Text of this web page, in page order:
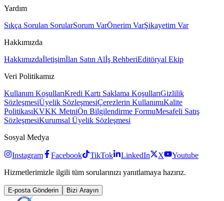
Yardım
Sıkça Sorulan SorularSorum VarÖnerim VarŞikayetim Var
Hakkımızda
Hakkımızdaİletişimİlan Satın Alİş RehberiEditöryal Ekip
Veri Politikamız
Kullanım KoşullarıKredi Kartı Saklama KoşullarıGizlilik
SözleşmesiÜyelik SözleşmesiÇerezlerin KullanımıKalite
PolitikasıKVKK MetniÖn Bilgilendirme FormuMesafeli Satış
SözleşmesiKurumsal Üyelik Sözleşmesi
Sosyal Medya
Instagram Facebook TikTok LinkedIn X
Youtube
Hizmetlerimizle ilgili tüm sorularınızı yanıtlamaya hazırız.
E-posta Gönderin Bizi Arayın